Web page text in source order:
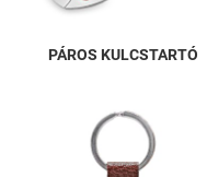
PÁROS KULCSTARTÓ